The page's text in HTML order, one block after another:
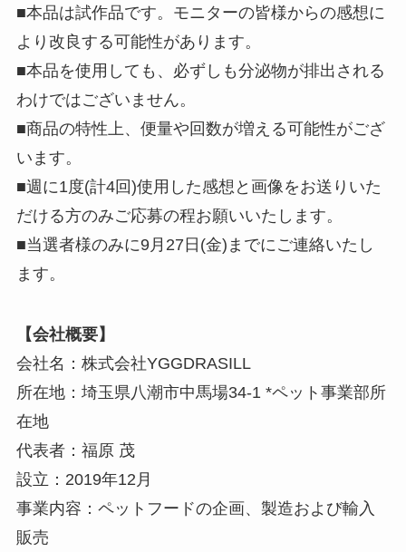
■本品は試作品です。モニターの皆様からの感想に
より改良する可能性があります。
■本品を使用しても、必ずしも分泌物が排出される
わけではございません。
■商品の特性上、便量や回数が増える可能性がござ
います。
■週に1度(計4回)使用した感想と画像をお送りいた
だける方のみご応募の程お願いいたします。
■当選者様のみに9月27日(金)までにご連絡いたし
ます。
【会社概要】
会社名：株式会社YGGDRASILL
所在地：埼玉県八潮市中馬場34-1 *ペット事業部所
在地
代表者：福原 茂
設立：2019年12月
事業内容：ペットフードの企画、製造および輸入
販売